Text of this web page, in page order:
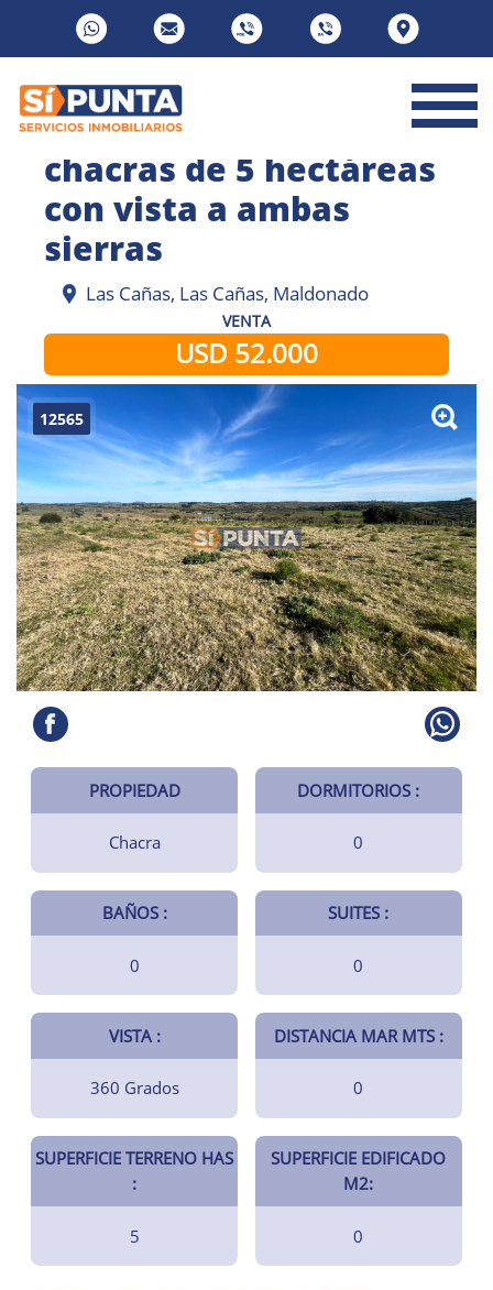
chacras de 5 hectáreas
con vista a ambas
sierras
Las Cañas, Las Cañas, Maldonado
VENTA
USD 52.000
12565
PROPIEDAD
Chacra
DORMITORIOS :
0
BAÑOS :
0
SUITES :
0
VISTA :
360 Grados
DISTANCIA MAR MTS :
0
SUPERFICIE TERRENO HAS
:
5
SUPERFICIE EDIFICADO
M2:
0